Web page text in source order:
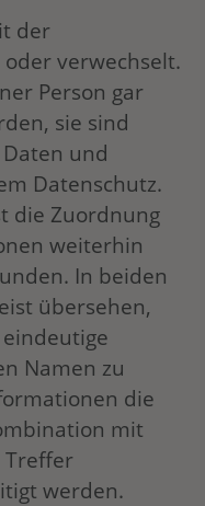
der
verwechselt.
Person gar
sie sind
und
Datenschutz.
die Zuordnung
weiterhin
In beiden
übersehen,
Namen zu
die
mit
werden.